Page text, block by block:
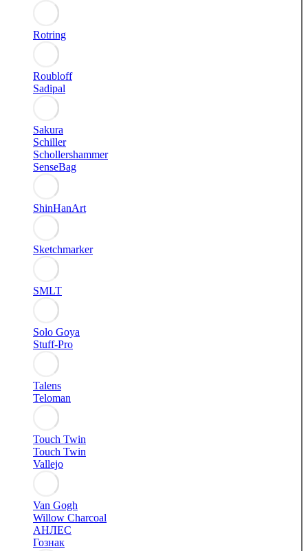
Rotring
Roubloff
Sadipal
Sakura
Schiller
Schollershammer
SenseBag
ShinHanArt
Sketchmarker
SMLT
Solo Goya
Stuff-Pro
Talens
Teloman
Touch Twin
Touch Twin
Vallejo
Van Gogh
Willow Charcoal
АНЛЕС
Гознак